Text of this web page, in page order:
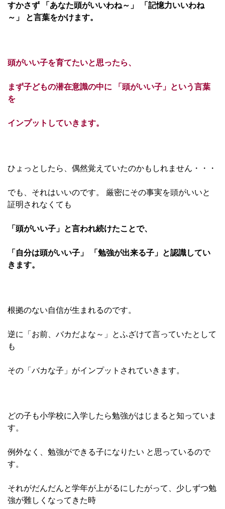
すかさず 「あなた頭がいいわね～」 「記憶力いいわね
～」 と言葉をかけます。
頭がいい子を育てたいと思ったら、
まず子どもの潜在意識の中に 「頭がいい子」という言葉
を
インプットしていきます。
ひょっとしたら、偶然覚えていたのかもしれません・・・
でも、それはいいのです。 厳密にその事実を頭がいいと
証明されなくても
「頭がいい子」と言われ続けたことで、
「自分は頭がいい子」 「勉強が出来る子」と認識してい
きます。
根拠のない自信が生まれるのです。
逆に「お前、バカだよな～」とふざけて言っていたとして
も
その「バカな子」がインプットされていきます。
どの子も小学校に入学したら勉強がはじまると知っていま
す。
例外なく、勉強ができる子になりたい と思っているので
す。
それがだんだんと学年が上がるにしたがって、少しずつ勉
強が難しくなってきた時